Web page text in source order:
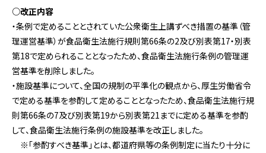
○改正内容
・条例で定めることとされていた公衆衛生上講ずべき措置の基準（管
理運営基準）が食品衛生法施行規則第66条の2及び別表第17・別表
第18で定められることとなったため、食品衛生法施行条例の管理運
営基準を削除しました。
・施設基準について、全国の規制の平準化の観点から、厚生労働省令
で定める基準を参酌して定めることとなったため、食品衛生法施行規
則第66条の7及び別表第19から別表第21までに定める基準を参酌
して、食品衛生法施行条例の施設基準を改正しました。
※「参酌すべき基準」とは、都道府県等の条例制定に当たり十分に